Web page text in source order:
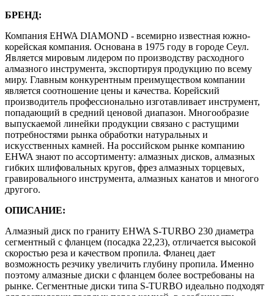
БРЕНД:
Компания EHWA DIAMOND - всемирно известная южно-
корейская компания. Основана в 1975 году в городе Сеул.
Является мировым лидером по производству расходного
алмазного инструмента, экспортируя продукцию по всему
миру. Главным конкурентным преимуществом компании
является соотношение цены и качества. Корейский
производитель профессионально изготавливает инструмент,
попадающий в средний ценовой диапазон. Многообразие
выпускаемой линейки продукции связано с растущими
потребностями рынка обработки натуральных и
искусственных камней. На российском рынке компанию
EHWA знают по ассортименту: алмазных дисков, алмазных
гибких шлифовальных кругов, фрез алмазных торцевых,
гравировального инструмента, алмазных канатов и многого
другого.
ОПИСАНИЕ:
Алмазный диск по граниту EHWA S-TURBO 230 диаметра
сегментный с фланцем (посадка 22,23), отличается высокой
скоростью реза и качеством пропила. Фланец дает
возможность резчику увеличить глубину пропила. Именно
поэтому алмазные диски с фланцем более востребованы на
рынке. Сегментные диски типа S-TURBO идеально подходят